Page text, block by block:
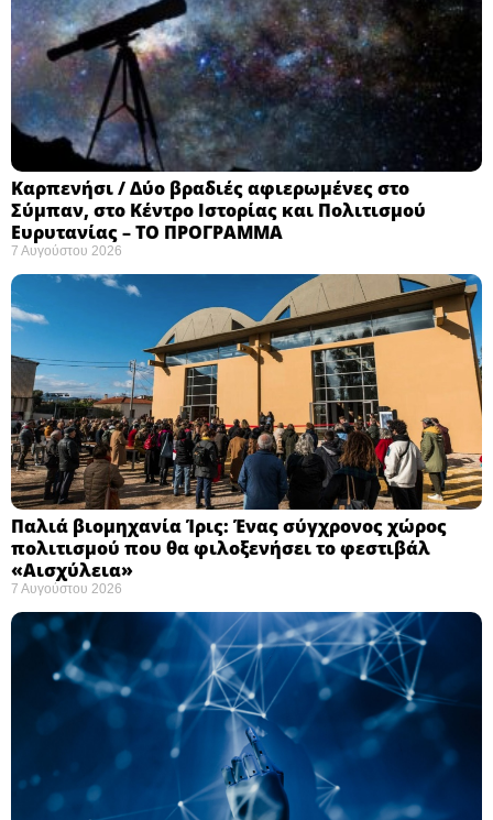
Καρπενήσι / Δύο βραδιές αφιερωμένες στο
Σύμπαν, στο Κέντρο Ιστορίας και Πολιτισμού
Ευρυτανίας – ΤΟ ΠΡΟΓΡΑΜΜΑ
7 Αυγούστου 2026
Παλιά βιομηχανία Ίρις: Ένας σύγχρονος χώρος
πολιτισμού που θα φιλοξενήσει το φεστιβάλ
«Αισχύλεια» ​
7 Αυγούστου 2026